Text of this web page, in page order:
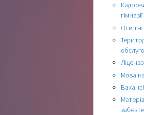
гімназії
Мова